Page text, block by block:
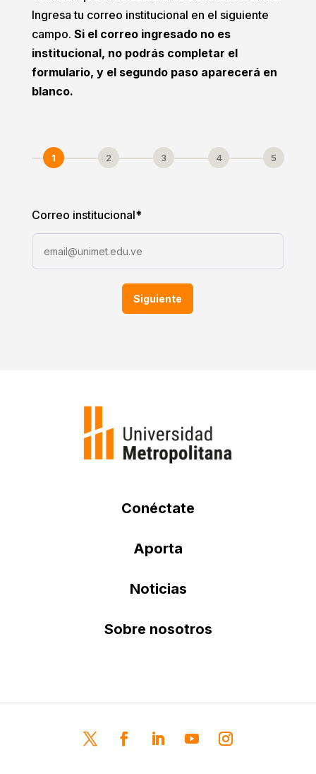
Ingresa tu correo institucional en el siguiente
campo. Si el correo ingresado no es
institucional, no podrás completar el
formulario, y el segundo paso aparecerá en
blanco.
1 2 3 4 5
Correo institucional*
Siguiente
Conéctate
Aporta
Noticias
Sobre nosotros